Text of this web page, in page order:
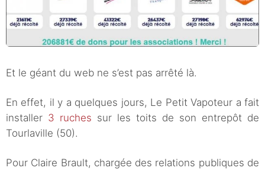
Et le géant du web ne s’est pas arrêté là.
En effet, il y a quelques jours, Le Petit Vapoteur a fait
installer 3 ruches sur les toits de son entrepôt de
Tourlaville (50).
Pour Claire Brault, chargée des relations publiques de